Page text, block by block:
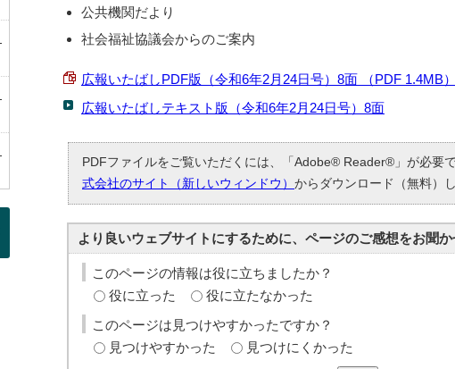
公共機関だより
社会福祉協議会からのご案内
広報いたばしPDF版（令和6年2月24日号）8面 （PDF 1.4MB）
広報いたばしテキスト版（令和6年2月24日号）8面
PDFファイルをご覧いただくには、「Adobe® Reader®」が必要
式会社のサイト（新しいウィンドウ） からダウンロード（無料）
より良いウェブサイトにするために、ページのご感想をお聞か
このページの情報は役に立ちましたか？
役に立った
役に立たなかった
このページは見つけやすかったですか？
見つけやすかった
見つけにくかった